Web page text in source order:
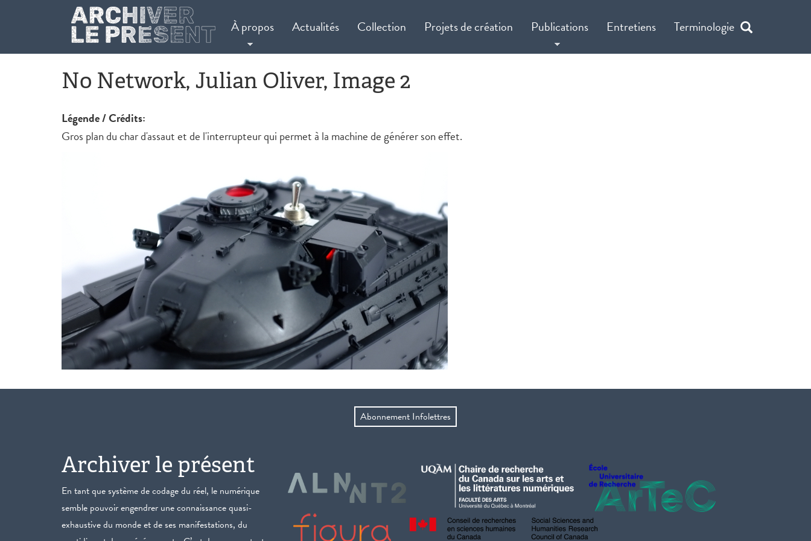
Aller au contenu principal
À propos Actualités Collection Projets de création Publications Entretiens Terminologie
No Network, Julian Oliver, Image 2
Légende / Crédits:
Gros plan du char d'assaut et de l'interrupteur qui permet à la machine de générer son effet.
Abonnement Infolettres
Archiver le présent
En tant que système de codage du réel, le numérique
semble pouvoir engendrer une connaissance quasi-
exhaustive du monde et de ses manifestations, du